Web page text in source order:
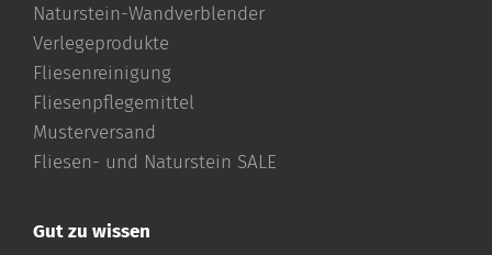
Naturstein-Wandverblender
Verlegeprodukte
Fliesenreinigung
Fliesenpflegemittel
Musterversand
Fliesen- und Naturstein SALE
Gut zu wissen